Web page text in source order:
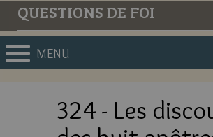
QUESTIONS DE FOI
MENU
324 - Les